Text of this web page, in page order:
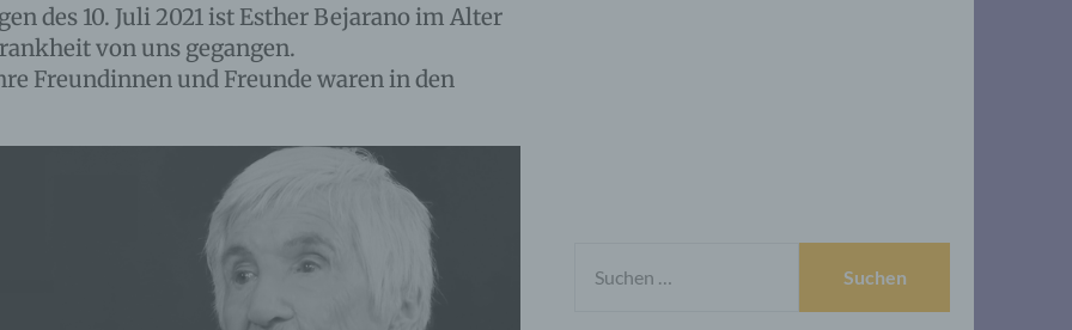
des 10. Juli 2021 ist Esther Bejarano im Alter
von uns gegangen.
Freundinnen und Freunde waren in den
NACH: